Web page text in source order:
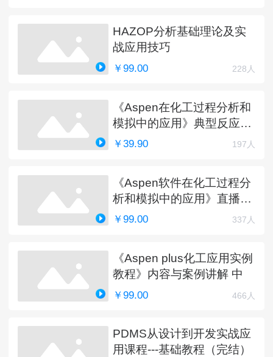
HAZOP分析基础理论及实
战应用技巧
￥99.00 228人
《Aspen在化工过程分析和
模拟中的应用》典型反应工
艺详解
￥39.90 197人
《Aspen软件在化工过程分
析和模拟中的应用》直播课
程（完）
￥99.00 337人
《Aspen plus化工应用实例
教程》内容与案例讲解 中
￥99.00 466人
PDMS从设计到开发实战应
用课程---基础教程（完结）